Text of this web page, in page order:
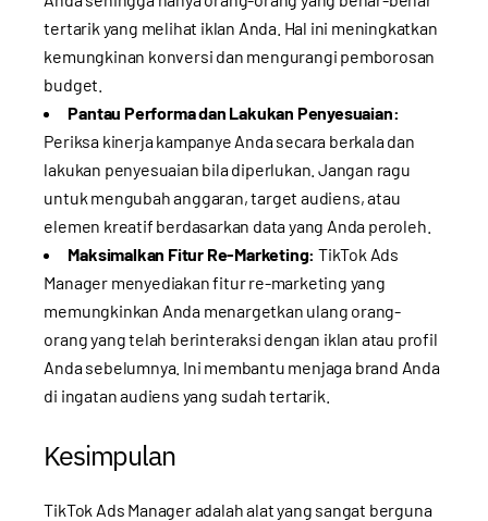
tertarik yang melihat iklan Anda. Hal ini meningkatkan
kemungkinan konversi dan mengurangi pemborosan
budget.
Pantau Performa dan Lakukan Penyesuaian:
Periksa kinerja kampanye Anda secara berkala dan
lakukan penyesuaian bila diperlukan. Jangan ragu
untuk mengubah anggaran, target audiens, atau
elemen kreatif berdasarkan data yang Anda peroleh.
Maksimalkan Fitur Re-Marketing: TikTok Ads
Manager menyediakan fitur re-marketing yang
memungkinkan Anda menargetkan ulang orang-
orang yang telah berinteraksi dengan iklan atau profil
Anda sebelumnya. Ini membantu menjaga brand Anda
di ingatan audiens yang sudah tertarik.
Kesimpulan
TikTok Ads Manager adalah alat yang sangat berguna